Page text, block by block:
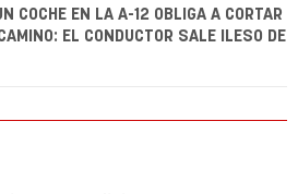
COCHE EN LA A-12 OBLIGA A CORTAR
EL CONDUCTOR SALE ILESO DE